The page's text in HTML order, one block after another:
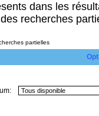
dans les
recherches
partielles